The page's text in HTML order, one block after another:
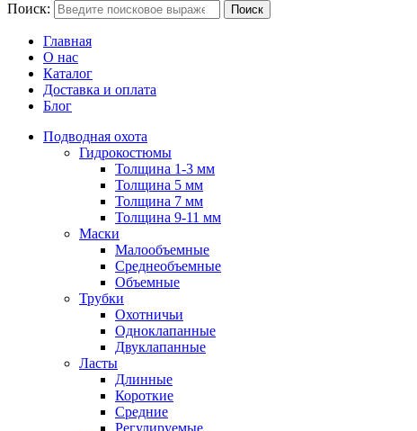
Поиск:
Поиск
Главная
О нас
Каталог
Доставка и оплата
Блог
Подводная охота
Гидрокостюмы
Толщина 1-3 мм
Толщина 5 мм
Толщина 7 мм
Толщина 9-11 мм
Маски
Малообъемные
Среднеобъемные
Объемные
Трубки
Охотничьи
Одноклапанные
Двуклапанные
Ласты
Длинные
Короткие
Средние
Регулируемые